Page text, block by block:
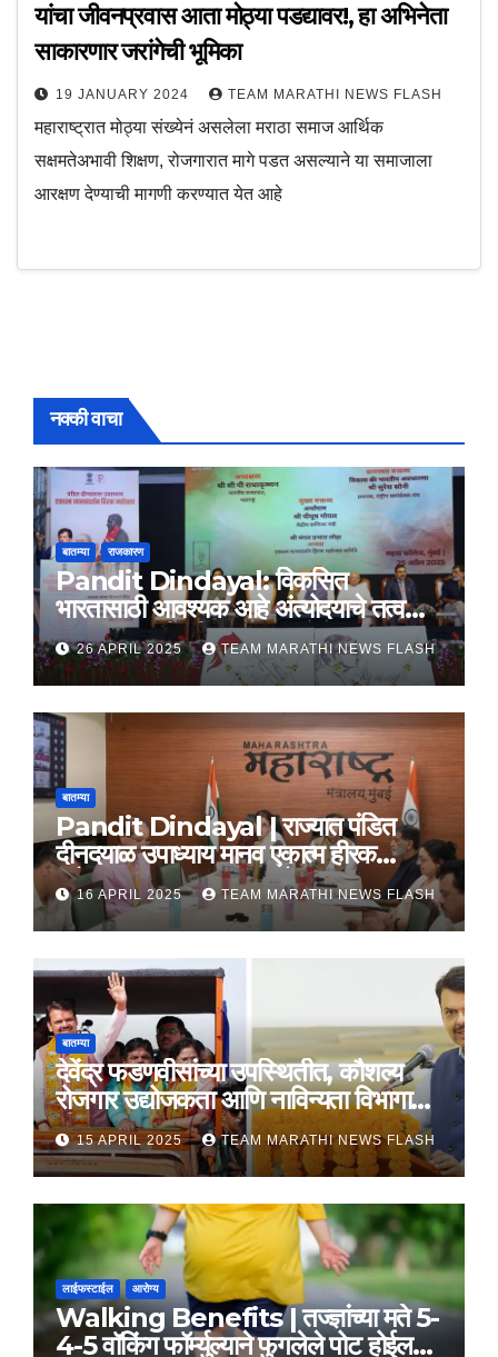
यांचा जीवनप्रवास आता मोठ्या पडद्यावर!, हा अभिनेता
साकारणार जरांगेची भूमिका
19 JANUARY 2024 TEAM MARATHI NEWS FLASH
महाराष्ट्रात मोठ्या संख्येनं असलेला मराठा समाज आर्थिक
सक्षमतेअभावी शिक्षण, रोजगारात मागे पडत असल्याने या समाजाला
आरक्षण देण्याची मागणी करण्यात येत आहे
नक्की वाचा
बातम्या राजकारण
Pandit Dindayal: विकसित
भारतासाठी आवश्यक आहे अंत्योदयाचे तत्वज्ञान
– राज्यपाल सी. पी. राधाकृष्णन
26 APRIL 2025 TEAM MARATHI NEWS FLASH
बातम्या
Pandit Dindayal | राज्यात पंडित
दीनदयाळ उपाध्याय मानव एकात्म हीरक
महोत्सव, 22-25 दरम्यान होणार साजरा
16 APRIL 2025 TEAM MARATHI NEWS FLASH
बातम्या
देवेंद्र फडणवीसांच्या उपस्थितीत, कौशल्य
रोजगार उद्योजकता आणि नाविन्यता विभागाचे
तीन सामंजस्य करार
15 APRIL 2025 TEAM MARATHI NEWS FLASH
लाईफस्टाईल आरोग्य
Walking Benefits | तज्ज्ञांच्या मते 5-
4-5 वॉकिंग फॉर्म्युल्याने फुगलेले पोट होईल